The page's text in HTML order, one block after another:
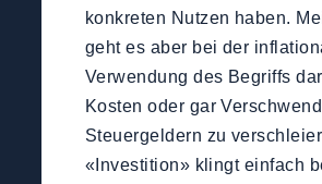
konkreten Nutzen haben.
geht es aber bei der
Verwendung des Begriffs
Kosten oder gar
Steuergeldern zu
«Investition» klingt einfach